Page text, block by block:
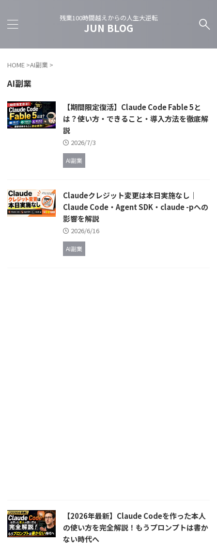
残業100時間越えからの人生大逆転
JUN BLOG
HOME >AI副業 >
AI副業
【期間限定復活】Claude Code Fable 5と
は？使い方・できること・導入方法を徹底解
説
2026/7/3
AI副業
Claudeクレジット変更は本日実施なし｜
Claude Code・Agent SDK・claude -pへの
影響を解説
2026/6/16
AI副業
【2026年最新】Claude Codeを作った本人
の使い方を完全解説！もうプロンプトは書か
ない時代へ